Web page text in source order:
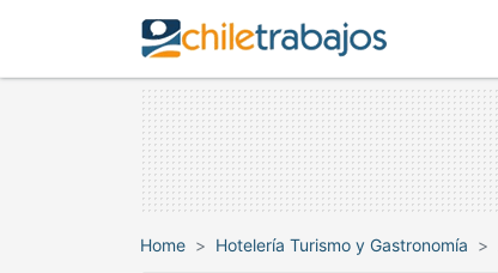
Home Hotelería Turismo y Gastronomía